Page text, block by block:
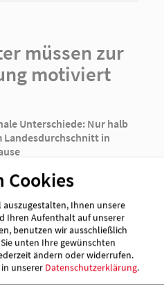
müssen zur
motiviert
Unterschiede: Nur halb
Landesdurchschnitt in
von Familien
gestärkt. 571.000
bundesweit bewilligt
im Bundesvergleich auf
Betreuung ihres Kindes
Cookies
Ihnen unsere
Ihren Aufenthalt auf unserer
benutzen wir ausschließlich
unten Ihre gewünschten
ändern oder widerrufen.
unserer Datenschutzerklärung.